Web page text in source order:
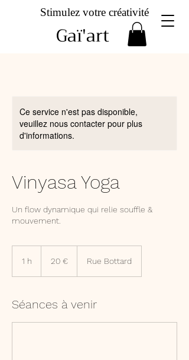
Gaï'art
Stimulez votre créativité
Ce service n'est pas disponible,
veuillez nous contacter pour plus
d'informations.
Vinyasa Yoga
Un flow dynamique qui relie souffle &
mouvement.
1 h 20 € Rue Bottard
Séances à venir